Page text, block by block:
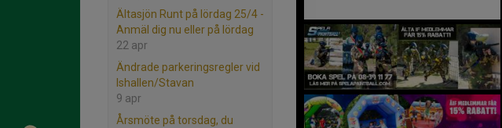
Ältasjön Runt på lördag 25/4 -
Anmäl dig nu eller på lördag
22 apr
Ändrade parkeringsregler vid
Ishallen/Stavan
9 apr
Årsmöte på torsdag, du